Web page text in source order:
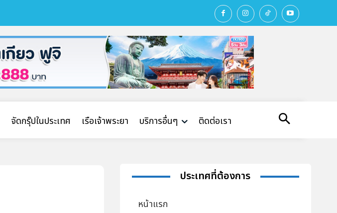
จัดกรุ๊ปในประเทศ เรือเจ้าพระยา บริการอื่นๆ ติดต่อเรา
ประเทศที่ต้องการ
หน้าแรก